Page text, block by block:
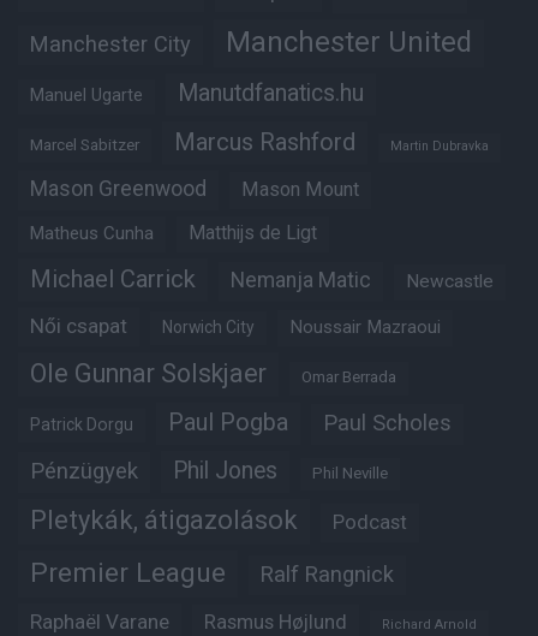
Manchester City Manchester United
Manuel Ugarte Manutdfanatics.hu
Marcel Sabitzer Marcus Rashford Martin Dubravka
Mason Greenwood Mason Mount
Matheus Cunha Matthijs de Ligt
Michael Carrick Nemanja Matic Newcastle
Női csapat Norwich City Noussair Mazraoui
Ole Gunnar Solskjaer Omar Berrada
Patrick Dorgu Paul Pogba Paul Scholes
Pénzügyek Phil Jones Phil Neville
Pletykák, átigazolások Podcast
Premier League Ralf Rangnick
Raphaël Varane Rasmus Højlund Richard Arnold